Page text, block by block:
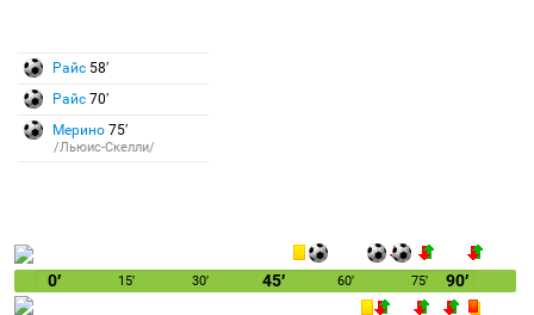
Райс 58′
Райс 70′
Мерино 75′
/Льюис-Скелли/
0′ 15′ 30′ 45′ 60′ 75′ 90′